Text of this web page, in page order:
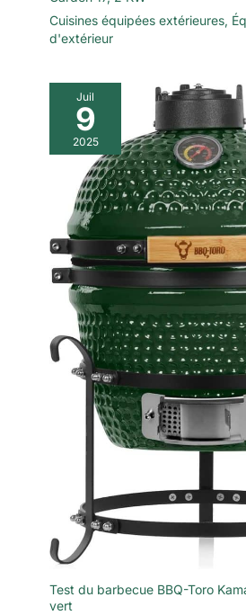
Cuisines équipées extérieures,
d'extérieur
Juil
9
2025
Test du barbecue BBQ-Toro
vert